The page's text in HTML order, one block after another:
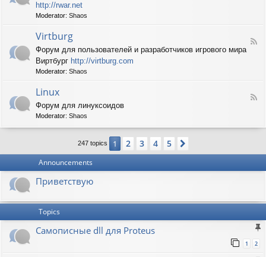
o
i
W
e
h
http://rwar.net
Moderator: Shaos
F
b
g
Virtburg
Форум для пользователей и разработчиков игрового мира
Виртбург http://virtburg.com
Moderator: Shaos
F
i
u
Linux
Форум для линуксоидов
Moderator: Shaos
247 topics 1 2 3 4 5
Announcements
Приветствую
Topics
Самописные dll для Proteus
1 2